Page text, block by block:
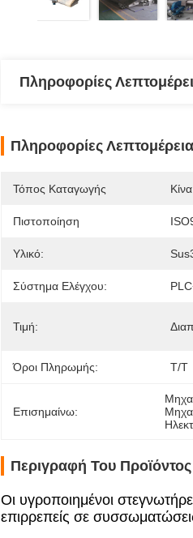
Πληροφορίες
Πληροφορίες
Τόπος Καταγωγής Κίνα
Πιστοποίηση
Υλικό:
Σύστημα Ελέγχου:
Τιμή:
Όροι Πληρωμής: Τ/Τ
Επισημαίνω:
Περιγραφή Του Προϊόντος
Οι υγροποιημένοι
επιρρεπείς σε